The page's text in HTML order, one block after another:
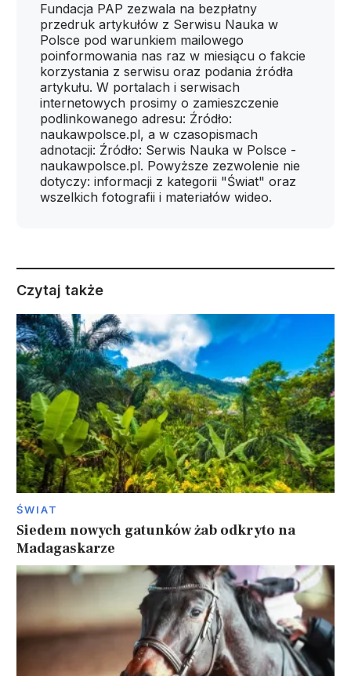
Fundacja PAP zezwala na bezpłatny
przedruk artykułów z Serwisu Nauka w
Polsce pod warunkiem mailowego
poinformowania nas raz w miesiącu o fakcie
korzystania z serwisu oraz podania źródła
artykułu. W portalach i serwisach
internetowych prosimy o zamieszczenie
podlinkowanego adresu: Źródło:
naukawpolsce.pl, a w czasopismach
adnotacji: Źródło: Serwis Nauka w Polsce -
naukawpolsce.pl. Powyższe zezwolenie nie
dotyczy: informacji z kategorii "Świat" oraz
wszelkich fotografii i materiałów wideo.
Czytaj także
ŚWIAT
Siedem nowych gatunków żab odkryto na
Madagaskarze